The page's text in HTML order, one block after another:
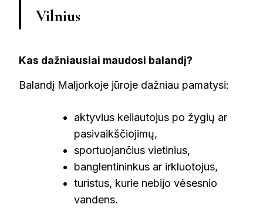
Vilnius
Kas dažniausiai maudosi balandį?
Balandį Maljorkoje jūroje dažniau pamatysi:
aktyvius keliautojus po žygių ar
pasivaikščiojimų,
sportuojančius vietinius,
banglentininkus ar irkluotojus,
turistus, kurie nebijo vėsesnio
vandens.